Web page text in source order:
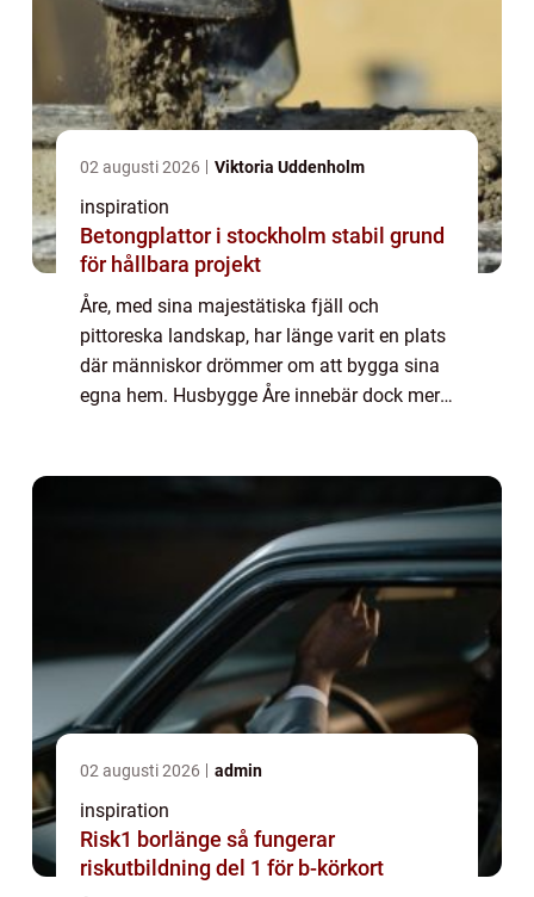
02 augusti 2026 Viktoria Uddenholm
inspiration
Betongplattor i stockholm stabil grund
för hållbara projekt
Åre, med sina majestätiska fjäll och
pittoreska landskap, har länge varit en plats
där människor drömmer om att bygga sina
egna hem. Husbygge Åre innebär dock mer
02 augusti 2026 admin
inspiration
Risk1 borlänge så fungerar
riskutbildning del 1 för b-körkort